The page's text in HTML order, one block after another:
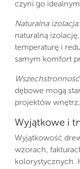
czyni go
Naturalna izolacja:
naturalną
temperaturę i
samym komfort
dębowe mogą
projektów
Wyjątkowe i
Wyjątkowość
wzorach,
kolorystycznych.